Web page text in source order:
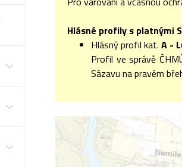
Hlásné profily s platnými
Hlásný profil kat. A -
Profil ve správě
Sázavu na pravém